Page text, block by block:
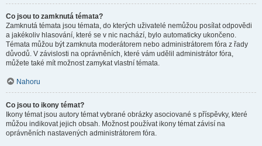
Co jsou to zamknutá témata?
Zamknutá témata jsou témata, do kterých uživatelé nemůžou posílat odpovědi
a jakékoliv hlasování, které se v nic nachází, bylo automaticky ukončeno.
Témata můžou být zamknuta moderátorem nebo administrátorem fóra z řady
důvodů. V závislosti na oprávněních, které vám udělil administrátor fóra,
můžete také mít možnost zamykat vlastní témata.
Nahoru
Co jsou to ikony témat?
Ikony témat jsou autory témat vybrané obrázky asociované s příspěvky, které
můžou indikovat jejich obsah. Možnost používat ikony témat závisí na
oprávněních nastavených administrátorem fóra.